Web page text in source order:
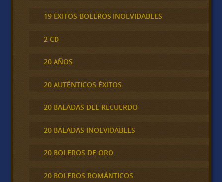
19 ÉXITOS BOLEROS INOLVIDABLES
2 CD
20 AÑOS
20 AUTÉNTICOS ÉXITOS
20 BALADAS DEL RECUERDO
20 BALADAS INOLVIDABLES
20 BOLEROS DE ORO
20 BOLEROS ROMÁNTICOS